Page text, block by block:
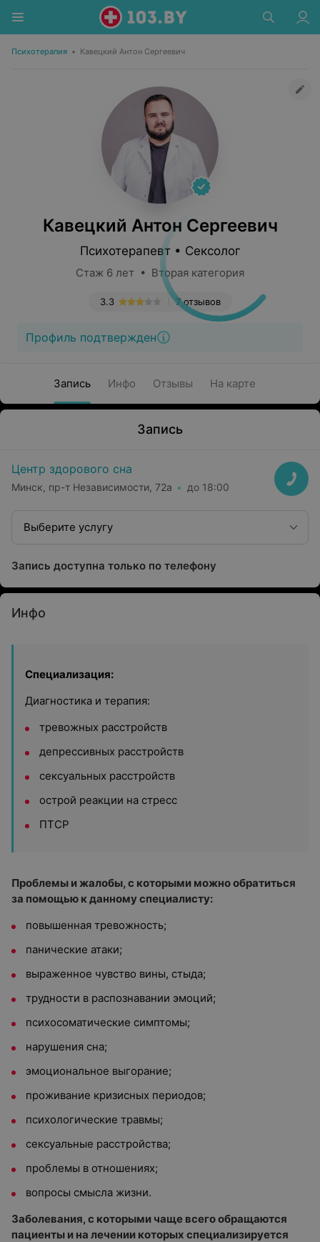
Психотерапия • Кавецкий Антон Сергеевич
Кавецкий Антон Сергеевич
Психотерапевт • Сексолог
Стаж 6 лет • Вторая категория
7 отзывов
3.3
Профиль подтвержден
Запись Инфо Отзывы На карте
Запись
Центр здорового сна
Минск, пр-т Независимости, 72а до 18:00
Выберите услугу
Запись доступна только по телефону
Инфо
Специализация:
Диагностика и терапия:
тревожных расстройств
депрессивных расстройств
сексуальных расстройств
острой реакции на стресс
ПТСР
Проблемы и жалобы, с которыми можно обратиться
за помощью к данному специалисту:
повышенная тревожность;
панические атаки;
выраженное чувство вины, стыда;
трудности в распознавании эмоций;
психосоматические симптомы;
нарушения сна;
эмоциональное выгорание;
проживание кризисных периодов;
психологические травмы;
сексуальные расстройства;
проблемы в отношениях;
вопросы смысла жизни.
Заболевания, с которыми чаще всего обращаются
пациенты и на лечении которых специализируется